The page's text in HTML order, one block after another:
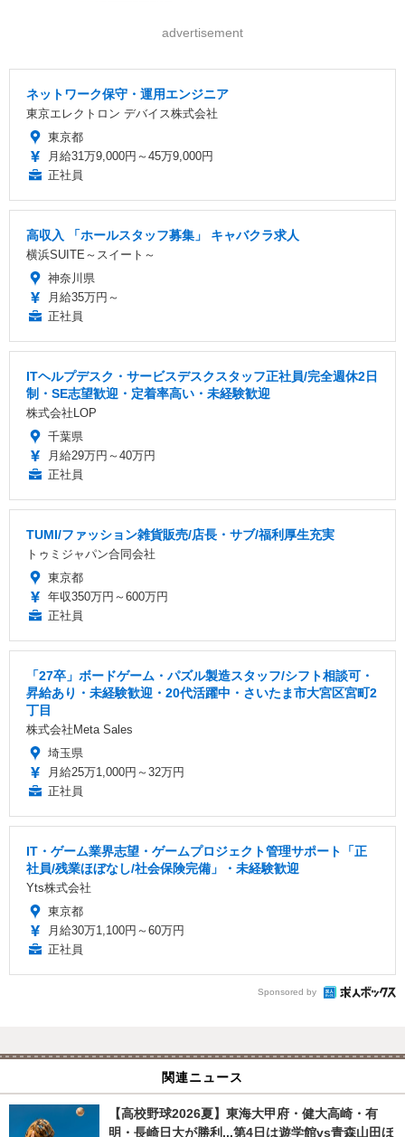
advertisement
ネットワーク保守・運用エンジニア
東京エレクトロン デバイス株式会社
東京都
月給31万9,000円～45万9,000円
正社員
高収入 「ホールスタッフ募集」 キャバクラ求人
横浜SUITE～スイート～
神奈川県
月給35万円～
正社員
ITヘルプデスク・サービスデスクスタッフ正社員/完全週休2日
制・SE志望歓迎・定着率高い・未経験歓迎
株式会社LOP
千葉県
月給29万円～40万円
正社員
TUMI/ファッション雑貨販売/店長・サブ/福利厚生充実
トゥミジャパン合同会社
東京都
年収350万円～600万円
正社員
「27卒」ボードゲーム・パズル製造スタッフ/シフト相談可・
昇給あり・未経験歓迎・20代活躍中・さいたま市大宮区宮町2
丁目
株式会社Meta Sales
埼玉県
月給25万1,000円～32万円
正社員
IT・ゲーム業界志望・ゲームプロジェクト管理サポート「正
社員/残業ほぼなし/社会保険完備」・未経験歓迎
Yts株式会社
東京都
月給30万1,100円～60万円
正社員
Sponsored by
関連ニュース
【高校野球2026夏】東海大甲府・健大高崎・有
明・長崎日大が勝利...第4日は遊学館vs青森山田ほ